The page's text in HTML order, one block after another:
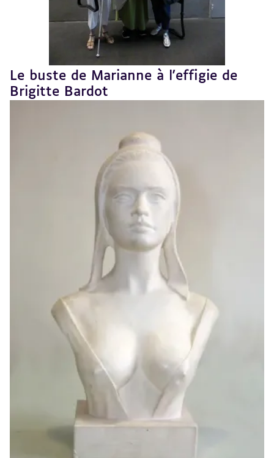
Le buste de Marianne à l'effigie de
Brigitte Bardot
Revenir
au
sommaire